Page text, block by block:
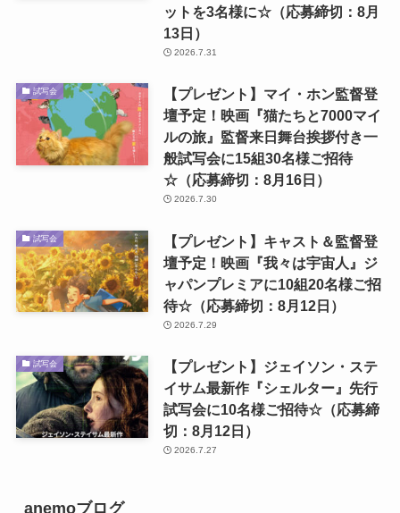
ットを3名様に☆（応募締切：8月
13日）
2026.7.31
試写会
【プレゼント】マイ・ホン監督登
壇予定！映画『猫たちと7000マイ
ルの旅』監督来日舞台挨拶付き一
般試写会に15組30名様ご招待
☆（応募締切：8月16日）
2026.7.30
試写会
【プレゼント】キャスト＆監督登
壇予定！映画『我々は宇宙人』ジ
ャパンプレミアに10組20名様ご招
待☆（応募締切：8月12日）
2026.7.29
試写会
【プレゼント】ジェイソン・ステ
イサム最新作『シェルター』先行
試写会に10名様ご招待☆（応募締
切：8月12日）
2026.7.27
anemoブログ